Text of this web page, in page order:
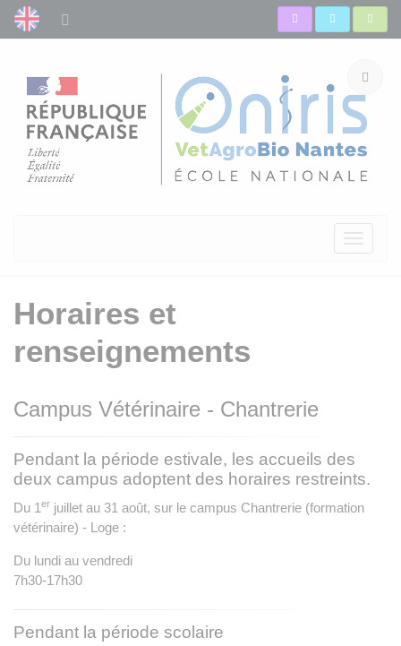
Horaires et
renseignements
Campus Vétérinaire - Chantrerie
Pendant la période estivale, les accueils des
deux campus adoptent des horaires restreints.
Du 1 er juillet au 31 août, sur le campus Chantrerie (formation
vétérinaire) - Loge :
Du lundi au vendredi
7h30-17h30
Pendant la période scolaire